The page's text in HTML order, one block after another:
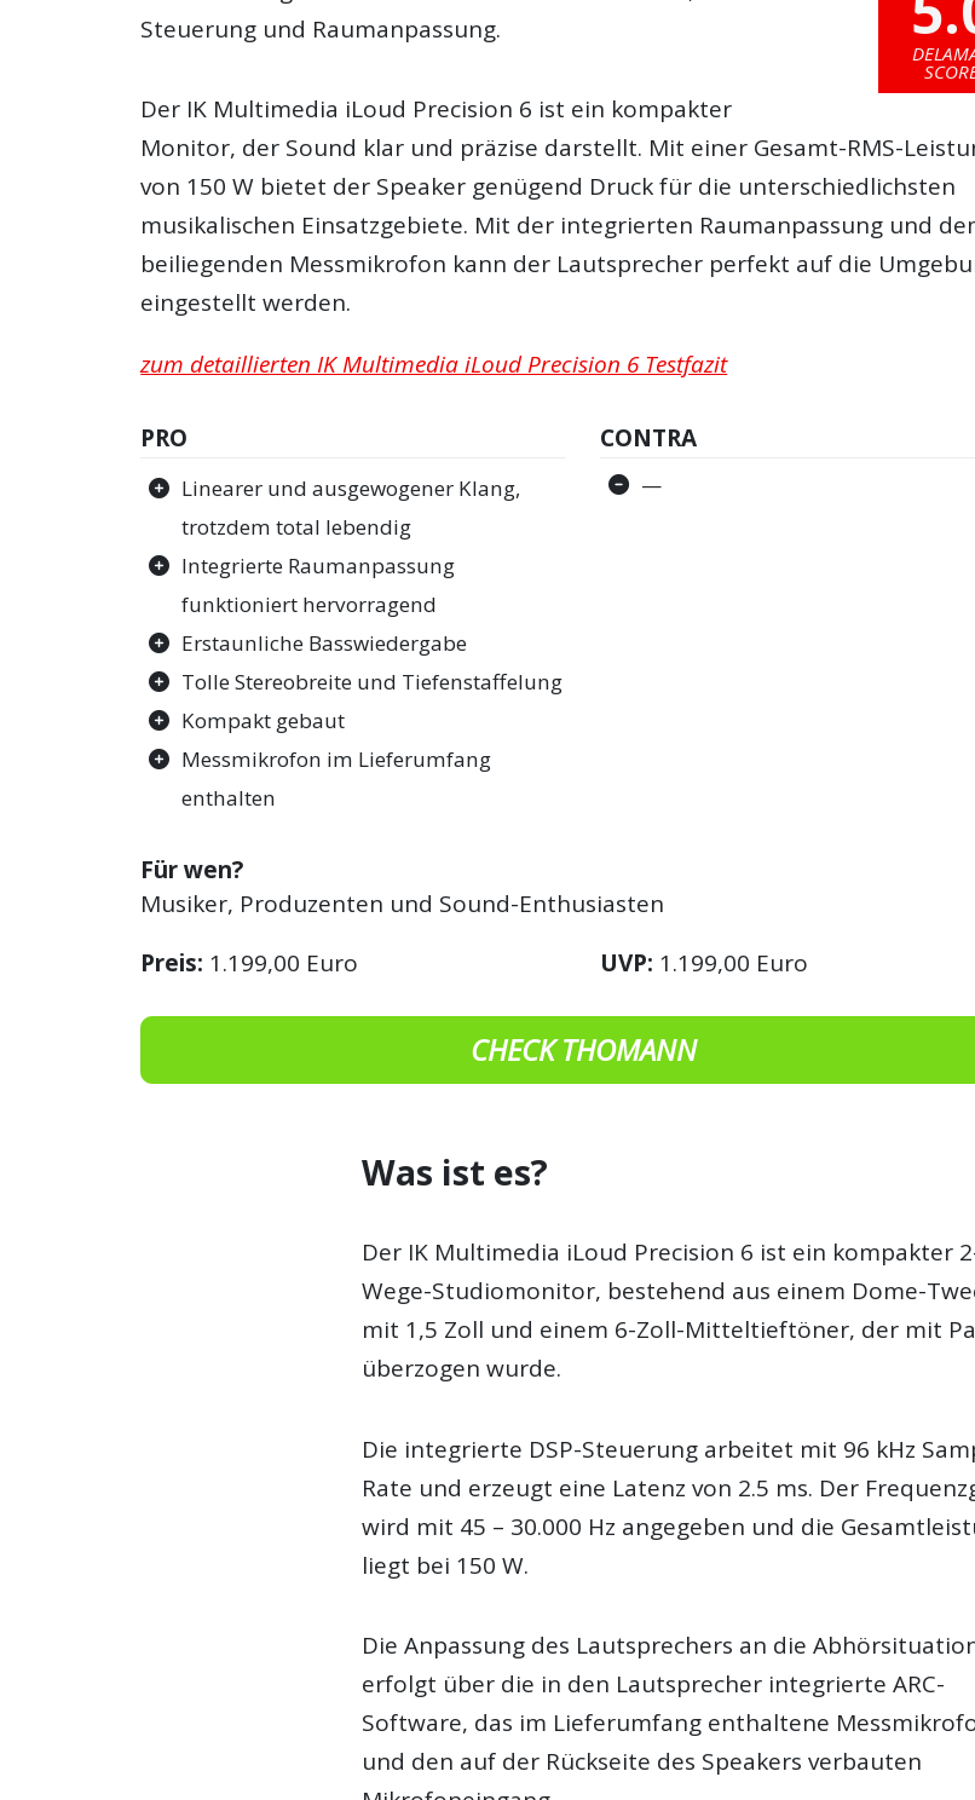
Steuerung und Raumanpassung.
Der IK Multimedia iLoud Precision 6 ist ein kompakter
Monitor, der Sound klar und präzise darstellt. Mit einer Gesamt-RMS-
von 150 W bietet der Speaker genügend Druck für die unterschiedlichsten
musikalischen Einsatzgebiete. Mit der integrierten Raumanpassung und
beiliegenden Messmikrofon kann der Lautsprecher perfekt auf die
eingestellt werden.
zum detaillierten IK Multimedia iLoud Precision 6 Testfazit
PRO
Linearer und ausgewogener Klang,
trotzdem total lebendig
Integrierte Raumanpassung
funktioniert hervorragend
Erstaunliche Basswiedergabe
Tolle Stereobreite und Tiefenstaffelung
Kompakt gebaut
Messmikrofon im Lieferumfang
enthalten
CONTRA
—
Für wen?
Musiker, Produzenten und Sound-Enthusiasten
Preis: 1.199,00 Euro UVP: 1.199,00 Euro
CHECK THOMANN
Was ist es?
Der IK Multimedia iLoud Precision 6 ist ein kompakter
Wege-Studiomonitor, bestehend aus einem Dome-
mit 1,5 Zoll und einem 6-Zoll-Mitteltieftöner, der mit
überzogen wurde.
Die integrierte DSP-Steuerung arbeitet mit 96 kHz
Rate und erzeugt eine Latenz von 2.5 ms. Der
wird mit 45 – 30.000 Hz angegeben und die
liegt bei 150 W.
Die Anpassung des Lautsprechers an die
erfolgt über die in den Lautsprecher integrierte ARC-
Software, das im Lieferumfang enthaltene
und den auf der Rückseite des Speakers verbauten